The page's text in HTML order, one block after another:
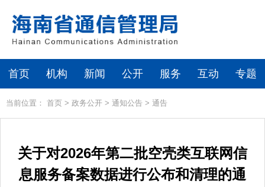
首页 机构 新闻 公开 服务 互动 专题
当前位置： 首页 > 政务公开 > 通知公告 > 通告
关于对2026年第二批空壳类互联网信
息服务备案数据进行公布和清理的通